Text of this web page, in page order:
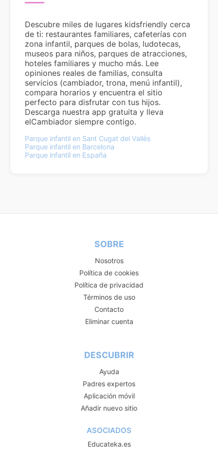
Descubre miles de lugares kidsfriendly cerca
de ti: restaurantes familiares, cafeterías con
zona infantil, parques de bolas, ludotecas,
museos para niños, parques de atracciones,
hoteles familiares y mucho más. Lee
opiniones reales de familias, consulta
servicios (cambiador, trona, menú infantil),
compara horarios y encuentra el sitio
perfecto para disfrutar con tus hijos.
Descarga nuestra app gratuita y lleva
elCambiador siempre contigo.
Parque infantil en Sant Cugat del Vallès
Parque infantil en Barcelona
Parque infantil en España
SOBRE
Nosotros
Política de cookies
Política de privacidad
Términos de uso
Contacto
Eliminar cuenta
DESCUBRIR
Ayuda
Padres expertos
Aplicación móvil
Añadir nuevo sitio
ASOCIADOS
Educateka.es